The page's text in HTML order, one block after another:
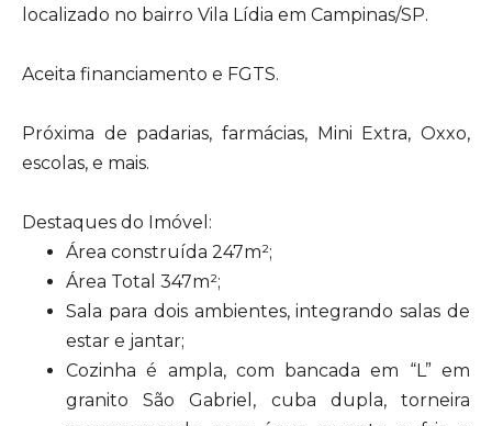
localizado no bairro Vila Lídia em Campinas/SP.
Aceita financiamento e FGTS.
Próxima de padarias, farmácias, Mini Extra, Oxxo,
escolas, e mais.
Destaques do Imóvel:
Área construída 247m²;
Área Total 347m²;
Sala para dois ambientes, integrando salas de
estar e jantar;
Cozinha é ampla, com bancada em “L” em
granito São Gabriel, cuba dupla, torneira